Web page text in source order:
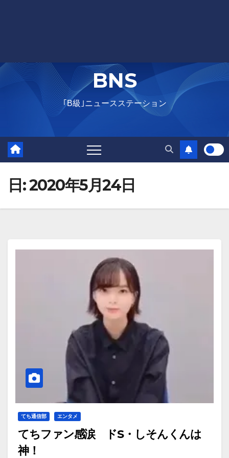
BNS
｢B級｣ニュースステーション
日:2020年5月24日
てち通信部 エンタメ
てちファン感涙 ドS・しそんくんは
神！